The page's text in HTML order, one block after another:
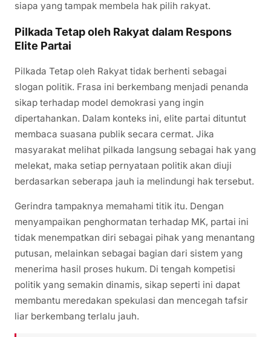
siapa yang tampak membela hak pilih rakyat.
Pilkada Tetap oleh Rakyat dalam Respons
Elite Partai
Pilkada Tetap oleh Rakyat tidak berhenti sebagai
slogan politik. Frasa ini berkembang menjadi penanda
sikap terhadap model demokrasi yang ingin
dipertahankan. Dalam konteks ini, elite partai dituntut
membaca suasana publik secara cermat. Jika
masyarakat melihat pilkada langsung sebagai hak yang
melekat, maka setiap pernyataan politik akan diuji
berdasarkan seberapa jauh ia melindungi hak tersebut.
Gerindra tampaknya memahami titik itu. Dengan
menyampaikan penghormatan terhadap MK, partai ini
tidak menempatkan diri sebagai pihak yang menantang
putusan, melainkan sebagai bagian dari sistem yang
menerima hasil proses hukum. Di tengah kompetisi
politik yang semakin dinamis, sikap seperti ini dapat
membantu meredakan spekulasi dan mencegah tafsir
liar berkembang terlalu jauh.